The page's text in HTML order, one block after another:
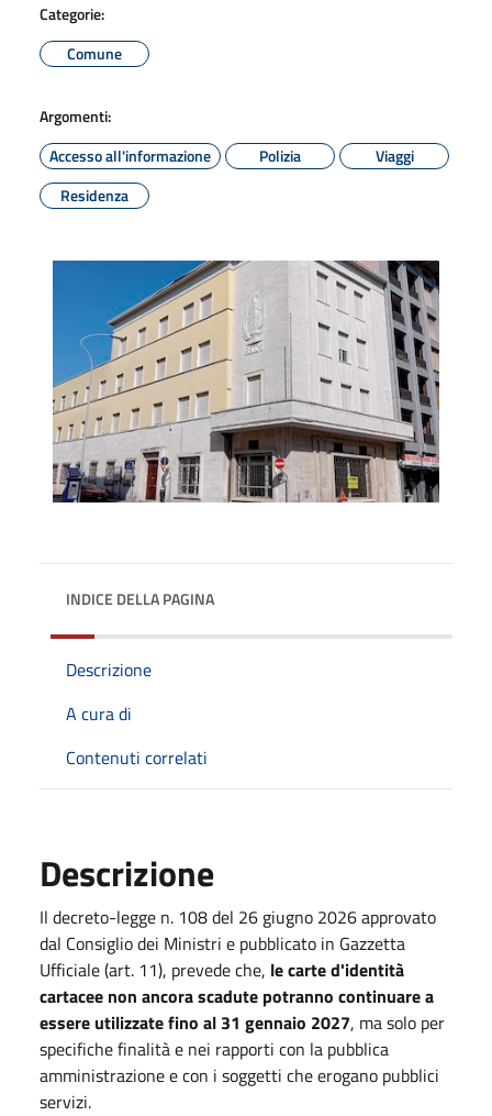
Categorie:
Comune
Argomenti:
Accesso all'informazione
Polizia
Viaggi
Residenza
INDICE DELLA PAGINA
Descrizione
A cura di
Contenuti correlati
Descrizione
Il decreto-legge n. 108 del 26 giugno 2026 approvato
dal Consiglio dei Ministri e pubblicato in Gazzetta
Ufficiale (art. 11), prevede che, le carte d'identità
cartacee non ancora scadute potranno continuare a
essere utilizzate fino al 31 gennaio 2027, ma solo per
specifiche finalità e nei rapporti con la pubblica
amministrazione e con i soggetti che erogano pubblici
servizi.